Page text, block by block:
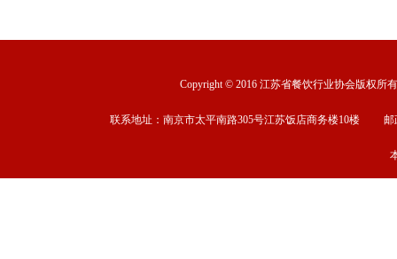
Copyright © 2016 江苏省餐饮行业协会版
联系地址：南京市太平南路305号江苏饭店商务楼10楼